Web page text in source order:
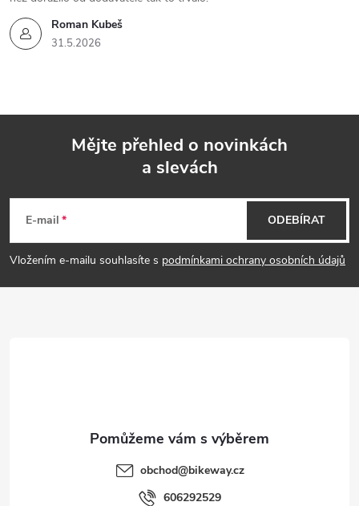
Roman Kubeš
31.5.2026
p
a
Mějte přehled o novinkách
a slevách
E-mail
Vložením e-mailu souhlasíte s podmínkami ochrany osobních údajů
ODEBÍRAT
obchod@bikeway.cz
606292529